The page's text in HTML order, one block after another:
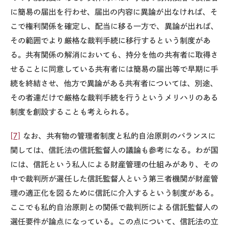
に簡易の届出を行わせ、届出の内容に異論が出なければ、そ
こで権利関係を確定し、配当に移る一方で、異論が出れば、
その範囲でより厳格な裁判手続に移行するという制度があ
る。共有関係の解消においても、持分を他の共有者に取得さ
せることに同意している共有者には簡易の届出等で早期に手
続を終結させ、他方で異論がある共有者については、別途、
その者達だけで厳格な裁判手続を行うというメリハリのある
制度を創設することも考えられる。
[7]
なお、共有物の管理者制度と私的自治原則のバランスに
関しては、信託法の信託監督人の議論も参考になる。わが国
には、信託という私人による財産管理の仕組みがあり、その
中で裁判所が選任した信託監督人という第三者機関が財産管
理の適正化を図るために信託に介入するという制度がある。
ここでも私的自治原則との関係で裁判所による信託監督人の
選任要件が論点になっている。この点について、信託法の立